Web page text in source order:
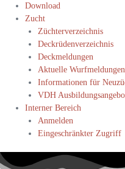
Download
Zucht
Züchterverzeichnis
Deckrüdenverzeichnis
Deckmeldungen
Aktuelle Wurfmeldungen
Informationen für
VDH
Interner Bereich
Anmelden
Eingeschränkter Zugriff